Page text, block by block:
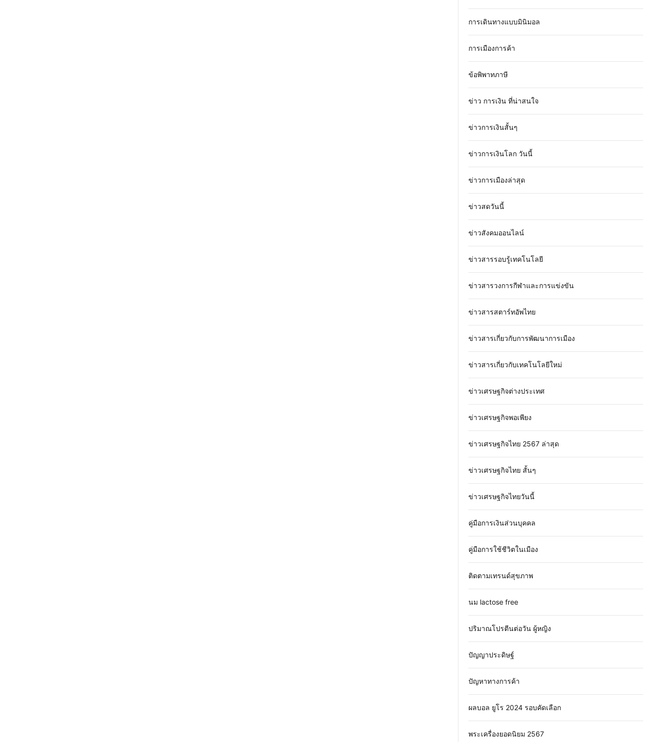
การเดินทางแบบมินิมอล
การเมืองการค้า
ข้อพิพาทภาษี
ข่าว การเงิน ที่น่าสนใจ
ข่าวการเงินสั้นๆ
ข่าวการเงินโลก วันนี้
ข่าวการเมืองล่าสุด
ข่าวสดวันนี้
ข่าวสังคมออนไลน์
ข่าวสารรอบรู้เทคโนโลยี
ข่าวสารวงการกีฬาและการแข่งขัน
ข่าวสารสตาร์ทอัพไทย
ข่าวสารเกี่ยวกับการพัฒนาการเมือง
ข่าวสารเกี่ยวกับเทคโนโลยีใหม่
ข่าวเศรษฐกิจต่างประเทศ
ข่าวเศรษฐกิจพอเพียง
ข่าวเศรษฐกิจไทย 2567 ล่าสุด
ข่าวเศรษฐกิจไทย สั้นๆ
ข่าวเศรษฐกิจไทยวันนี้
คู่มือการเงินส่วนบุคคล
คู่มือการใช้ชีวิตในเมือง
ติดตามเทรนด์สุขภาพ
นม lactose free
ปริมาณโปรตีนต่อวัน ผู้หญิง
ปัญญาประดิษฐ์
ปัญหาทางการค้า
ผลบอล ยูโร 2024 รอบคัดเลือก
พระเครื่องยอดนิยม 2567